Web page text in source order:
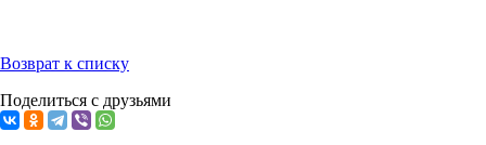
Возврат к списку
Поделиться с друзьями